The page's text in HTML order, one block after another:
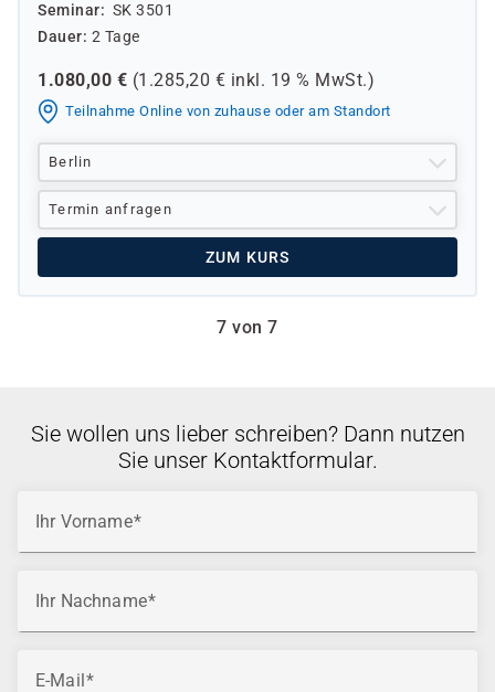
Seminar
SK 3501
Dauer 2 Tage
1.080,00 € (1.285,20 € inkl. 19 % MwSt.)
Teilnahme Online von zuhause oder am Standort
Berlin
Termin anfragen
ZUM KURS
7 von 7
Sie wollen uns lieber schreiben? Dann nutzen
Sie unser Kontaktformular.
Ihr Vorname
Ihr Nachname
E-Mail